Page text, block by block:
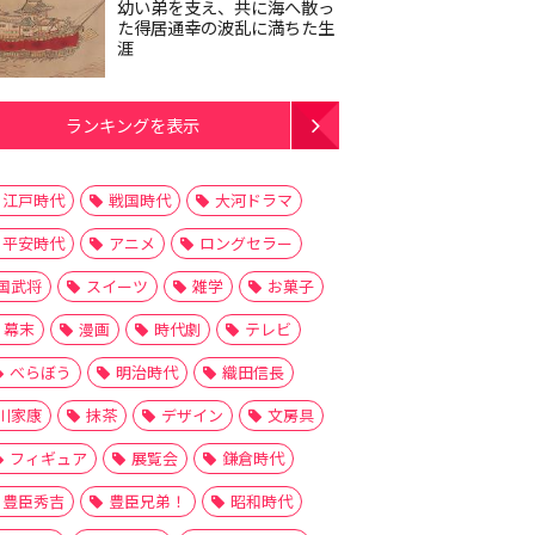
幼い弟を支え、共に海へ散っ
た得居通幸の波乱に満ちた生
涯
ランキングを表示
江戸時代 戦国時代
大河ドラマ
平安時代
アニメ
ロングセラー
武将
スイーツ 雑学
お菓子
幕末
漫画 時代劇
テレビ
べらぼう
明治時代
織田信長
家康
抹茶 デザイン
文房具
フィギュア
展覧会
鎌倉時代
豊臣秀吉
豊臣兄弟！
昭和時代